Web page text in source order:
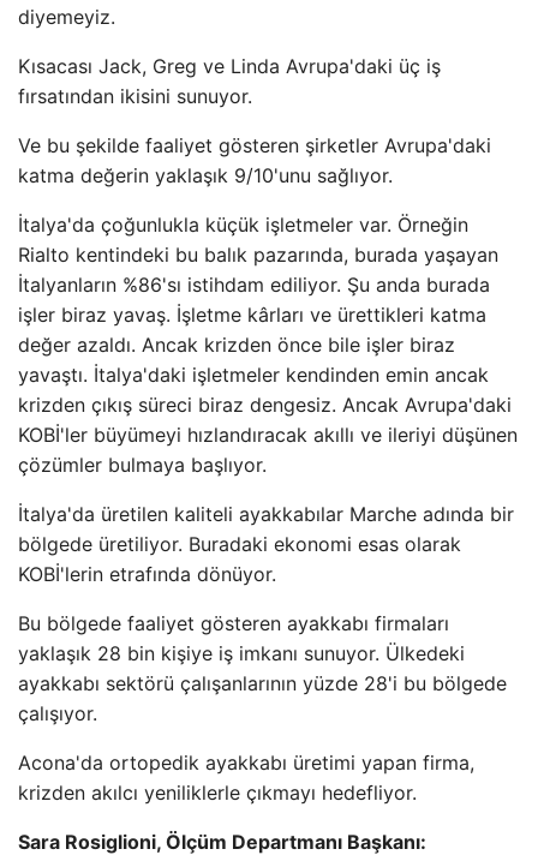
diyemeyiz.
Kısacası Jack, Greg ve Linda Avrupa'daki üç iş
fırsatından ikisini sunuyor.
Ve bu şekilde faaliyet gösteren şirketler Avrupa'daki
katma değerin yaklaşık 9/10'unu sağlıyor.
İtalya'da çoğunlukla küçük işletmeler var. Örneğin
Rialto kentindeki bu balık pazarında, burada yaşayan
İtalyanların %86'sı istihdam ediliyor. Şu anda burada
işler biraz yavaş. İşletme kârları ve ürettikleri katma
değer azaldı. Ancak krizden önce bile işler biraz
yavaştı. İtalya'daki işletmeler kendinden emin ancak
krizden çıkış süreci biraz dengesiz. Ancak Avrupa'daki
KOBİ'ler büyümeyi hızlandıracak akıllı ve ileriyi düşünen
çözümler bulmaya başlıyor.
İtalya'da üretilen kaliteli ayakkabılar Marche adında bir
bölgede üretiliyor. Buradaki ekonomi esas olarak
KOBİ'lerin etrafında dönüyor.
Bu bölgede faaliyet gösteren ayakkabı firmaları
yaklaşık 28 bin kişiye iş imkanı sunuyor. Ülkedeki
ayakkabı sektörü çalışanlarının yüzde 28'i bu bölgede
çalışıyor.
Acona'da ortopedik ayakkabı üretimi yapan firma,
krizden akılcı yeniliklerle çıkmayı hedefliyor.
Sara Rosiglioni, Ölçüm Departmanı Başkanı: